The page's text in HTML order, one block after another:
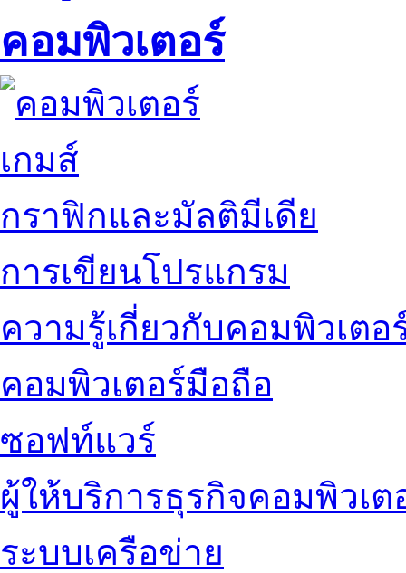
คอมพิวเตอร์
เกมส์
กราฟิกและมัลติมีเดีย
การเขียนโปรแกรม
ความรู้เกี่ยวกับคอมพิวเตอ
คอมพิวเตอร์มือถือ
ซอฟท์แวร์
ผู้ให้บริการธุรกิจคอมพิวเต
ระบบเครือข่าย